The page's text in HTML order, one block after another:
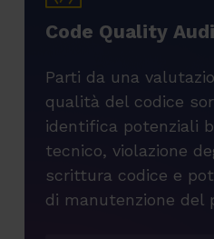
Code Quality Audi
Parti da una
qualità del codice
identifica potenziali
tecnico, violazione
scrittura codice e
di manutenzione del